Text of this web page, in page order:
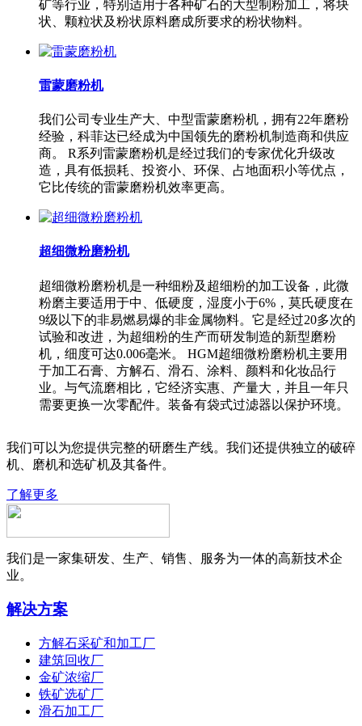
矿等行业，特别适用于各种矿石的大型制粉加工，将块
状、颗粒状及粉状原料磨成所要求的粉状物料。
雷蒙磨粉机
我们公司专业生产大、中型雷蒙磨粉机，拥有22年磨粉
经验，科菲达已经成为中国领先的磨粉机制造商和供应
商。 R系列雷蒙磨粉机是经过我们的专家优化升级改
造，具有低损耗、投资小、环保、占地面积小等优点，
它比传统的雷蒙磨粉机效率更高。
超细微粉磨粉机
超细微粉磨粉机是一种细粉及超细粉的加工设备，此微
粉磨主要适用于中、低硬度，湿度小于6%，莫氏硬度在
9级以下的非易燃易爆的非金属物料。它是经过20多次的
试验和改进，为超细粉的生产而研发制造的新型磨粉
机，细度可达0.006毫米。 HGM超细微粉磨粉机主要用
于加工石膏、方解石、滑石、涂料、颜料和化妆品行
业。与气流磨相比，它经济实惠、产量大，并且一年只
需要更换一次零配件。装备有袋式过滤器以保护环境。
我们可以为您提供完整的研磨生产线。我们还提供独立的破碎
机、磨机和选矿机及其备件。
了解更多
我们是一家集研发、生产、销售、服务为一体的高新技术企
业。
解决方案
方解石采矿和加工厂
建筑回收厂
金矿浓缩厂
铁矿选矿厂
滑石加工厂